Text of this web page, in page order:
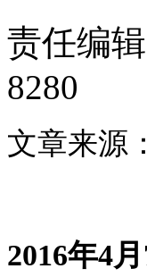
责任编
8280
文章来源：
2016年4月